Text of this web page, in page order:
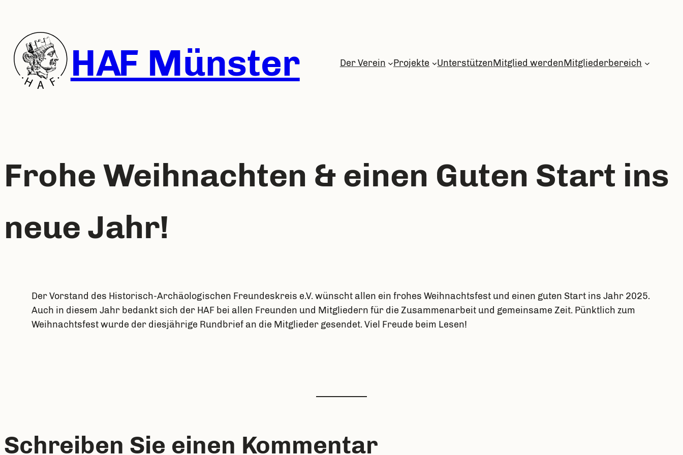
HAF Münster Der Verein Projekte UnterstützenMitglied werdenMitgliederbereich
Frohe Weihnachten & einen Guten Start ins
neue Jahr!
Der Vorstand des Historisch-Archäologischen Freundeskreis e.V. wünscht allen ein frohes Weihnachtsfest und einen guten Start ins Jahr 2025.
Auch in diesem Jahr bedankt sich der HAF bei allen Freunden und Mitgliedern für die Zusammenarbeit und gemeinsame Zeit. Pünktlich zum
Weihnachtsfest wurde der diesjährige Rundbrief an die Mitglieder gesendet. Viel Freude beim Lesen!
Schreiben Sie einen Kommentar